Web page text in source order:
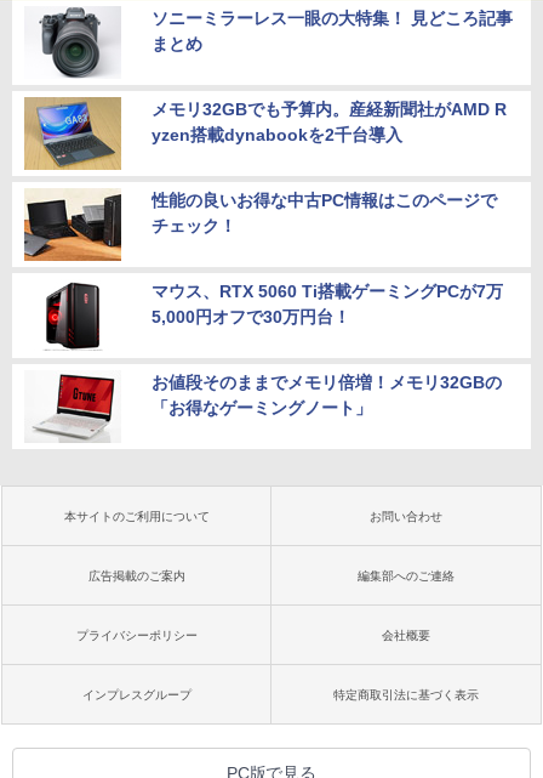
ソニーミラーレス一眼の大特集！ 見どころ記事
まとめ
メモリ32GBでも予算内。産経新聞社がAMD R
yzen搭載dynabookを2千台導入
性能の良いお得な中古PC情報はこのページで
チェック！
マウス、RTX 5060 Ti搭載ゲーミングPCが7万
5,000円オフで30万円台！
お値段そのままでメモリ倍増！メモリ32GBの
「お得なゲーミングノート」
本サイトのご利用について お問い合わせ
広告掲載のご案内 編集部へのご連絡
プライバシーポリシー 会社概要
インプレスグループ 特定商取引法に基づく表示
PC版で見る